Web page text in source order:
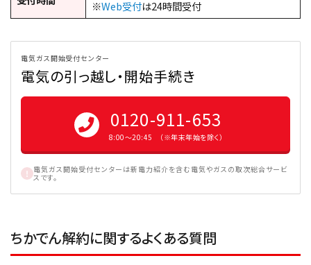
※Web受付は24時間受付
電気ガス開始受付センター
電気の引っ越し・開始手続き
0120-911-653
8:00〜20:45 （※年末年始を除く）
電気ガス開始受付センターは新電力紹介を含む電気やガスの取次総合サービ
スです。
ちかでん解約に関するよくある質問